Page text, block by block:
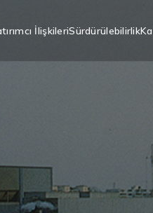
İlişkileriSürdürülebilirlik